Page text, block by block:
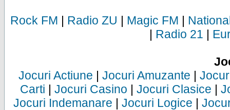
Rock FM | Radio ZU | Magic FM |
| Radio 21 |
Jocuri Actiune | Jocuri Amuzante |
Carti | Jocuri Casino | Jocuri Clasice |
Jocuri Indemanare | Jocuri Logice |